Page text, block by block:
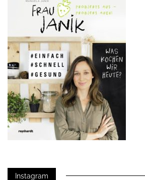
Instagram